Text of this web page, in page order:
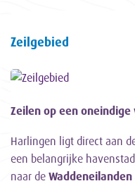
Zeilgebied
Zeilen op een
Harlingen ligt direct aan
een belangrijke
naar de Waddeneilanden